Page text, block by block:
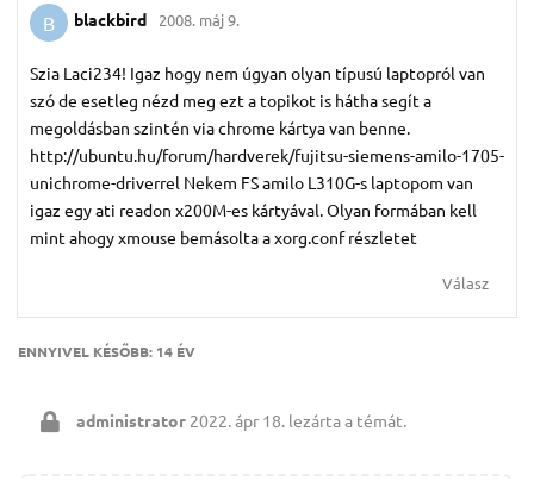
B blackbird 2008. máj 9.
Szia Laci234! Igaz hogy nem úgyan olyan típusú laptopról van
szó de esetleg nézd meg ezt a topikot is hátha segít a
megoldásban szintén via chrome kártya van benne.
http://ubuntu.hu/forum/hardverek/fujitsu-siemens-amilo-1705-
unichrome-driverrel Nekem FS amilo L310G-s laptopom van
igaz egy ati readon x200M-es kártyával. Olyan formában kell
mint ahogy xmouse bemásolta a xorg.conf részletet
Válasz
ENNYIVEL KÉSŐBB: 14 ÉV
administrator 2022. ápr 18. lezárta a témát.